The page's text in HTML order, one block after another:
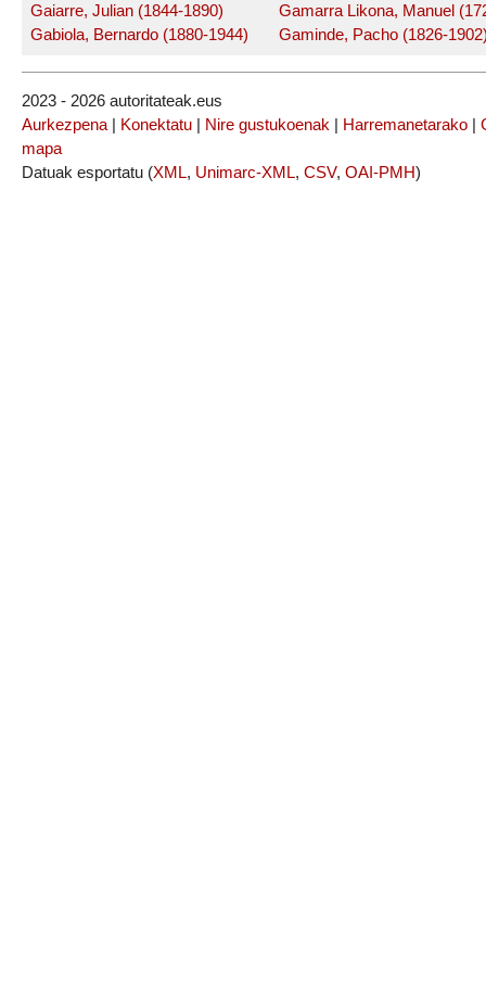
Gaiarre, Julian (1844-1890)
Gabiola, Bernardo (1880-1944)
Gamarra Likona, Manuel
Gaminde, Pacho (1826-
2023 - 2026 autoritateak.eus
Aurkezpena | Konektatu | Nire gustukoenak | Harremanetarako |
mapa
Datuak esportatu (XML, Unimarc-XML, CSV, OAI-PMH)